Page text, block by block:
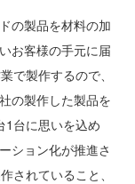
の製品を材料の加
お客様の手元に届
で製作するので、
の製作した製品を
1台に思いを込め
ション化が推進さ
されていること、